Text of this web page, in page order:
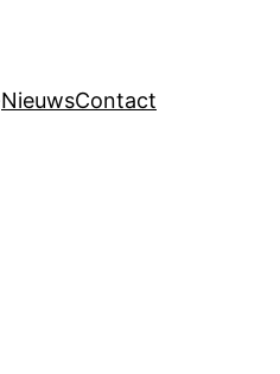
NieuwsContact